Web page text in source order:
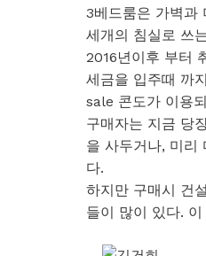
3베드룸은 가벽과
세개의 침실로 쓰
2016년이후 부터
세금을 입주때 까
sale 콘도가 이용
구매자는 지금 당
을 사두거나, 미리
다.
하지만 구매시 건
들이 많이 있다.